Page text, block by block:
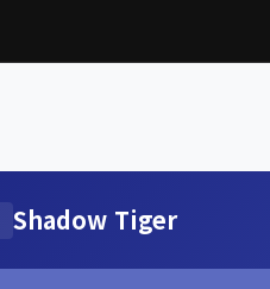
Shadow Tiger